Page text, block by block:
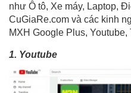
như Ô tô, Xe máy, Laptop,
CuGiaRe.com và các kinh
MXH Google Plus, Youtube,
1. Youtube